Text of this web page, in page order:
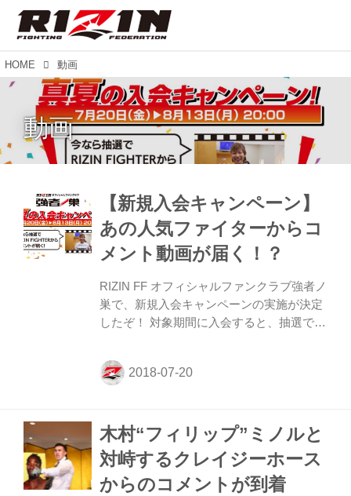
HOME 動画
動画
【新規入会キャンペーン】
あの人気ファイターからコ
メント動画が届く！？
RIZIN FF オフィシャルファンクラブ強者ノ
巣で、新規入会キャンペーンの実施が決定
したぞ！ 対象期間に入会すると、抽選で人
画をプレゼント！ファンクラブに入会する
なら今がチャンス！ キャンペーン概要 対
に応募された方の中から抽選で、人気ファ
イターからあなただけのコメント（メッセ
ージ）動画をプレゼント致します。 ■対象
期間 2018年7月20日（金）〜2018年8月13
木村“フィリップ”ミノルと
対峙するクレイジーホース
からのコメントが到着